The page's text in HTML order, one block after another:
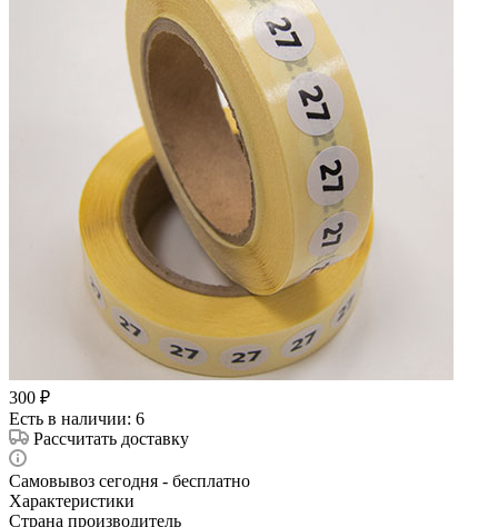
300 ₽
Есть в наличии: 6
Рассчитать доставку
Самовывоз сегодня - бесплатно
Характеристики
Страна производитель